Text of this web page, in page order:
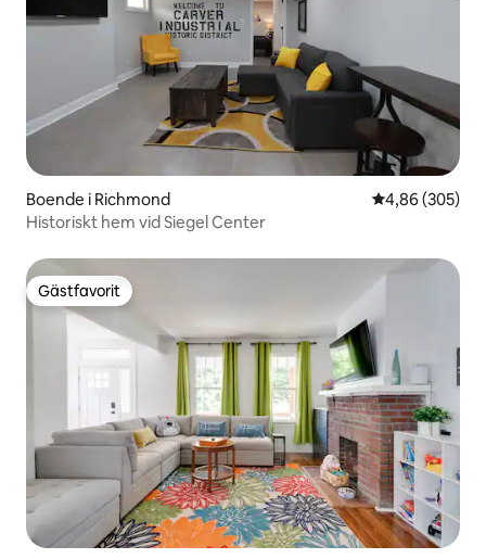
Boende i Richmond 4,86 av 5 i
4,86 (305)
Historiskt hem vid Siegel Center
Gästfavorit
Gästfavorit